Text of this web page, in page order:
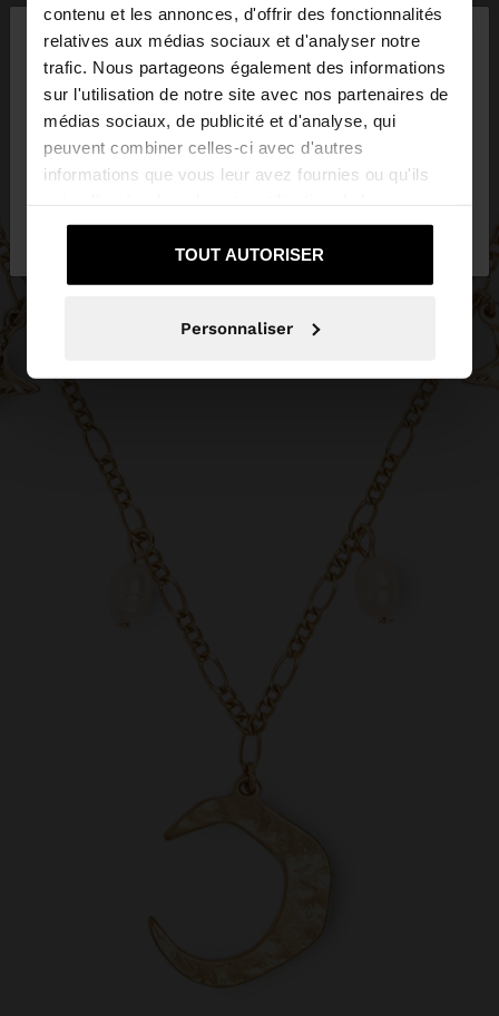
contenu et les annonces, d'offrir des fonctionnalités
relatives aux médias sociaux et d'analyser notre
trafic. Nous partageons également des informations
sur l'utilisation de notre site avec nos partenaires de
médias sociaux, de publicité et d'analyse, qui
peuvent combiner celles-ci avec d'autres
informations que vous leur avez fournies ou qu'ils
services.
TOUT AUTORISER
Personnaliser
bonjour ×
Vous accédez au site depuis Luxembourg. Voulez-
vous parcourir notre site au United States?